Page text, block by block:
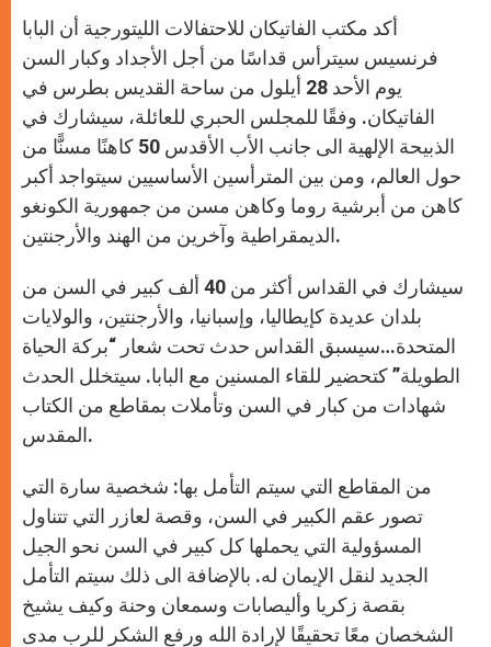
p
p
g
e
r
o
k
r
أكد مكتب الفاتيكان للاحتفالات الليتورجية أن البابا
فرنسيس سيترأس قداسًا من أجل الأجداد وكبار السن
يوم الأحد 28 أيلول من ساحة القديس بطرس في
الفاتيكان. وفقًا للمجلس الحبري للعائلة، سيشارك في
الذبيحة الإلهية الى جانب الأب الأقدس 50 كاهنًا مسنًّا من
حول العالم، ومن بين المترأسين الأساسيين سيتواجد أكبر
كاهن من أبرشية روما وكاهن مسن من جمهورية الكونغو
الديمقراطية وآخرين من الهند والأرجنتين.
سيشارك في القداس أكثر من 40 ألف كبير في السن من
بلدان عديدة كإيطاليا، وإسبانيا، والأرجنتين، والولايات
المتحدة…سيسبق القداس حدث تحت شعار “بركة الحياة
الطويلة” كتحضير للقاء المسنين مع البابا. سيتخلل الحدث
شهادات من كبار في السن وتأملات بمقاطع من الكتاب
المقدس.
من المقاطع التي سيتم التأمل بها: شخصية سارة التي
تصور عقم الكبير في السن، وقصة لعازر التي تتناول
المسؤولية التي يحملها كل كبير في السن نحو الجيل
الجديد لنقل الإيمان له. بالإضافة الى ذلك سيتم التأمل
بقصة زكريا وأليصابات وسمعان وحنة وكيف يشيخ
الشخصان معًا تحقيقًا لإرادة الله ورفع الشكر للرب مدى